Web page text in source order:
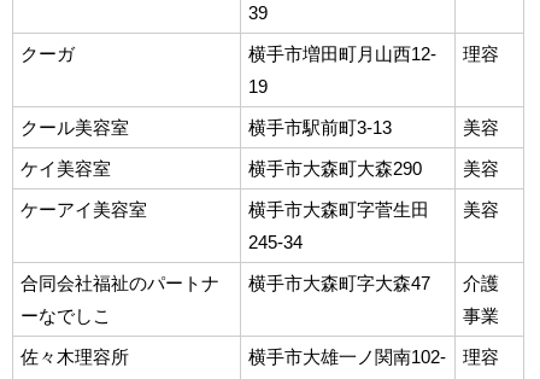
39
クーガ
横手市増田町月山西12-
19
理容
クール美容室 横手市駅前町3-13
美容
ケイ美容室
横手市大森町大森290
美容
ケーアイ美容室
横手市大森町字菅生田
245-34
美容
合同会社福祉のパートナ
ーなでしこ
横手市大森町字大森47
介護
事業
佐々木理容所
横手市大雄一ノ関南102-
理容